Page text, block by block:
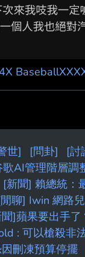
4X
世] [問卦] [討
AI管理階層調
[新聞] 賴總統：
聊] Iwin 網路
]蘋果要出手了
: 可以槍殺非
刪凍預算停擺